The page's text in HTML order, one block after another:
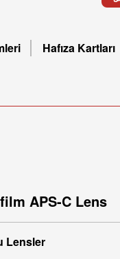
Hafıza Kartları
APS-C Lens
Lensler